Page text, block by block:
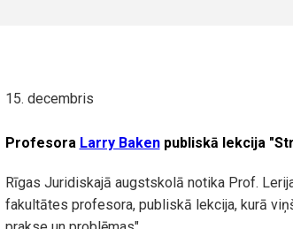
15. decembris
Profesora Larry Baken publiskā lekcija
Rīgas Juridiskajā augstskolā notika Prof.
fakultātes profesora, publiskā lekcija, kurā